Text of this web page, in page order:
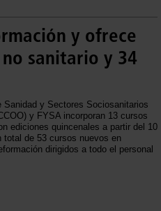
y ofrece
sanitario y 34
Sanidad y Sectores Sociosanitarios
y FYSA incorporan 13 cursos
ediciones quincenales a partir del 10
total de 53 cursos nuevos en
dirigidos a todo el personal